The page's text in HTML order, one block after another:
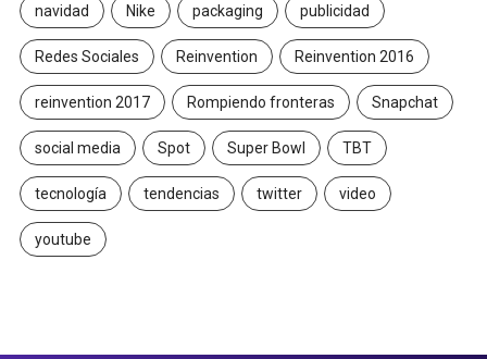
navidad Nike packaging publicidad
Redes Sociales Reinvention Reinvention 2016
reinvention 2017 Rompiendo fronteras Snapchat
social media Spot Super Bowl TBT
tecnología tendencias twitter video
youtube